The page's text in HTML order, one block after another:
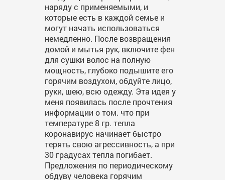
наряду с применяемыми, и
которые есть в каждой семье и
могут начать использоваться
немедленно. После возвращения
домой и мытья рук, включите фен
для сушки волос на полную
мощность, глубоко подышите его
горячим воздухом, обдуйте лицо,
руки, шею, всю одежду. Эта идея у
меня появилась после прочтения
информации о том. что при
температуре 8 гр. тепла
коронавирус начинает быстро
терять свою агрессивность, а при
30 градусах тепла погибает.
Предложения по периодическому
обдуву человека горячим